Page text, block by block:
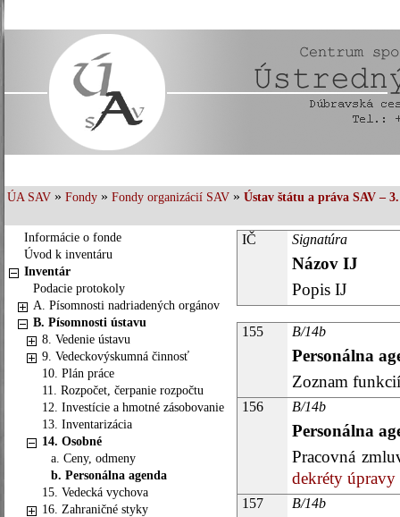
ÚA SAV » Fondy » Fondy organizácií SAV » Ústav štátu a práva SAV –
Informácie o fonde
Úvod k inventáru
Inventár
Podacie protokoly
A. Písomnosti nadriadených orgánov
B. Písomnosti ústavu
8. Vedenie ústavu
9. Vedeckovýskumná činnosť
10. Plán práce
11. Rozpočet, čerpanie rozpočtu
12. Investície a hmotné zásobovanie
13. Inventarizácia
14. Osobné
a. Ceny, odmeny
b. Personálna agenda
15. Vedecká vychova
16. Zahraničné styky
IČ Signatúra
Názov IJ
Popis IJ
155 B/14b
Personálna
Zoznam
156 B/14b
Personálna
Pracovná
dekréty úpravy
157 B/14b